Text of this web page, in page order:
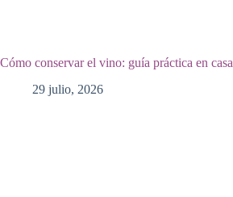
Cómo conservar el vino: guía práctica en casa
29 julio, 2026